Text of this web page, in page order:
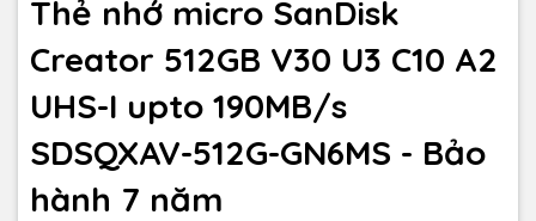
Thẻ nhớ micro SanDisk
Creator 512GB V30 U3 C10 A2
UHS-I upto 190MB/s
SDSQXAV-512G-GN6MS - Bảo
hành 7 năm